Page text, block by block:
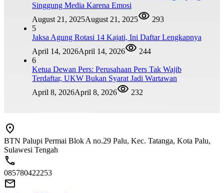
Singgung Media Karena Emosi
August 21, 2025August 21, 2025
293
5
Jaksa Agung Rotasi 14 Kajati, Ini Daftar Lengkapnya
April 14, 2026April 14, 2026
244
6
Ketua Dewan Pers: Perusahaan Pers Tak Wajib
Terdaftar, UKW Bukan Syarat Jadi Wartawan
April 8, 2026April 8, 2026 232
BTN Palupi Permai Blok A no.29 Palu, Kec. Tatanga, Kota Palu,
Sulawesi Tengah
085780422253